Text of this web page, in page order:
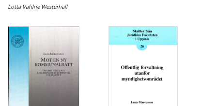
Lotta Vahlne Westerhäll